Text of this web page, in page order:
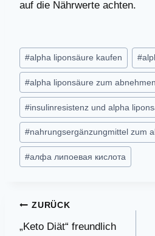
auf die Nährwerte achten.
Schlagworte:
#alpha liponsäure kaufen #
#alpha liponsäure zum abnehmen
#insulinresistenz und alpha
#nahrungsergänzungmittel zum
#алфа липоевая кислота
Beitragsnavigation
ZURÜCK
„Keto Diät“ freundlich